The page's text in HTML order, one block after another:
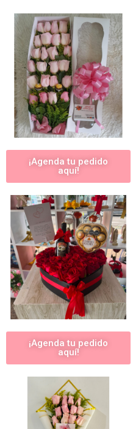
¡Agenda tu pedido
aquí!
¡Agenda tu pedido
aquí!